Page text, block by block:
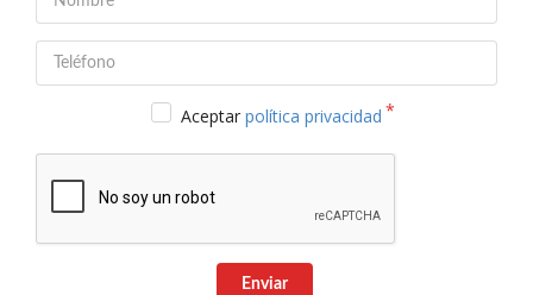
Aceptarpolítica privacidad
Enviar